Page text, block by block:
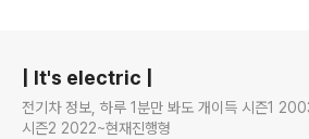
| It's electric |
전기차 정보, 하루 1분만 봐도 개이득 시즌1
시즌2 2022~현재진행형